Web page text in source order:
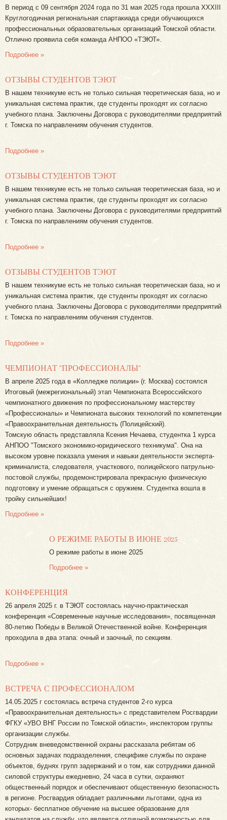
В период с 09 сентября 2024 года по 31 мая 2025 года прошла XXXIII
Круглогодичная региональная спартакиада среди обучающихся
профессиональных образовательных организаций Томской области.
Отлично проявила себя команда АНПОО «ТЭЮТ».
Подробнее »
ОТЗЫВЫ СТУДЕНТОВ ТЭЮТ
В нашем техникуме есть не только сильная теоретическая база, но и
уникальная система практик, где студенты проходят их согласно
учебного плана. Заключены Договора с руководителями предприятий
г. Томска по направлениям обучения студентов.
Подробнее »
ОТЗЫВЫ СТУДЕНТОВ ТЭЮТ
В нашем техникуме есть не только сильная теоретическая база, но и
уникальная система практик, где студенты проходят их согласно
учебного плана. Заключены Договора с руководителями предприятий
г. Томска по направлениям обучения студентов.
Подробнее »
ОТЗЫВЫ СТУДЕНТОВ ТЭЮТ
В нашем техникуме есть не только сильная теоретическая база, но и
уникальная система практик, где студенты проходят их согласно
учебного плана. Заключены Договора с руководителями предприятий
г. Томска по направлениям обучения студентов.
Подробнее »
ЧЕМПИОНАТ "ПРОФЕССИОНАЛЫ"
В апреле 2025 года в «Колледже полиции» (г. Москва) состоялся
Итоговый (межрегиональный) этап Чемпионата Всероссийского
чемпионатного движения по профессиональному мастерству
«Профессионалы» и Чемпионата высоких технологий по компетенции
«Правоохранительная деятельность (Полицейский).
Томскую область представляла Ксения Нечаева, студентка 1 курса
АНПОО "Томского экономико-юридического техникума". Она на
высоком уровне показала умения и навыки деятельности эксперта-
криминалиста, следователя, участкового, полицейского патрульно-
постовой службы, продемонстрировала прекрасную физическую
подготовку и умение обращаться с оружием. Студентка вошла в
тройку сильнейших!
Подробнее »
О РЕЖИМЕ РАБОТЫ В ИЮНЕ 2025
О режиме работы в июне 2025
Подробнее »
КОНФЕРЕНЦИЯ
26 апреля 2025 г. в ТЭЮТ состоялась научно-практическая
конференция «Современные научные исследования», посвященная
80-летию Победы в Великой Отечественной войне. Конференция
проходила в два этапа: очный и заочный, по секциям.
Подробнее »
ВСТРЕЧА С ПРОФЕССИОНАЛОМ
14.05.2025 г состоялась встреча студентов 2-го курса
«Правоохранительная деятельность» с представителем Росгвардии
ФГКУ «УВО ВНГ России по Томской области», инспектором группы
организации службы.
Сотрудник вневедомственной охраны рассказала ребятам об
основных задачах подразделения, специфике службы по охране
объектов, буднях групп задержаний и о том, как сотрудники данной
силовой структуры ежедневно, 24 часа в сутки, охраняют
общественный порядок и обеспечивают общественную безопасность
в регионе. Росгвардия обладает различными льготами, одна из
которых- бесплатное обучение на высшее образование для